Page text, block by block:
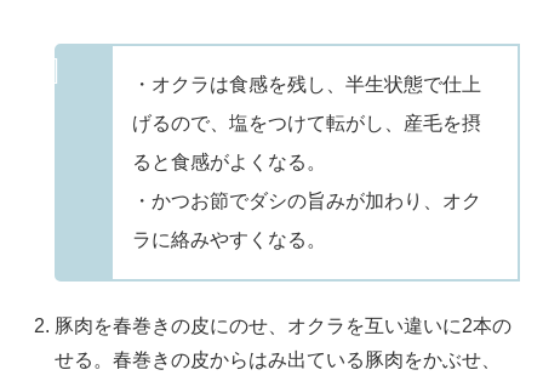
・オクラは食感を残し、半生状態で仕上
げるので、塩をつけて転がし、産毛を摂
ると食感がよくなる。
・かつお節でダシの旨みが加わり、オク
ラに絡みやすくなる。
豚肉を春巻きの皮にのせ、オクラを互い違いに2本の
せる。春巻きの皮からはみ出ている豚肉をかぶせ、